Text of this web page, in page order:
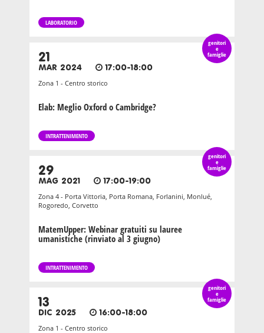
LABORATORIO
genitori
e
famiglie
21
MAR 2024 17:00-18:00
Zona 1 - Centro storico
Elab: Meglio Oxford o Cambridge?
INTRATTENIMENTO
genitori
e
famiglie
29
MAG 2021 17:00-19:00
Zona 4 - Porta Vittoria, Porta Romana, Forlanini, Monlué,
Rogoredo, Corvetto
MatemUpper: Webinar gratuiti su lauree
umanistiche (rinviato al 3 giugno)
INTRATTENIMENTO
genitori
e
famiglie
13
DIC 2025 16:00-18:00
Zona 1 - Centro storico